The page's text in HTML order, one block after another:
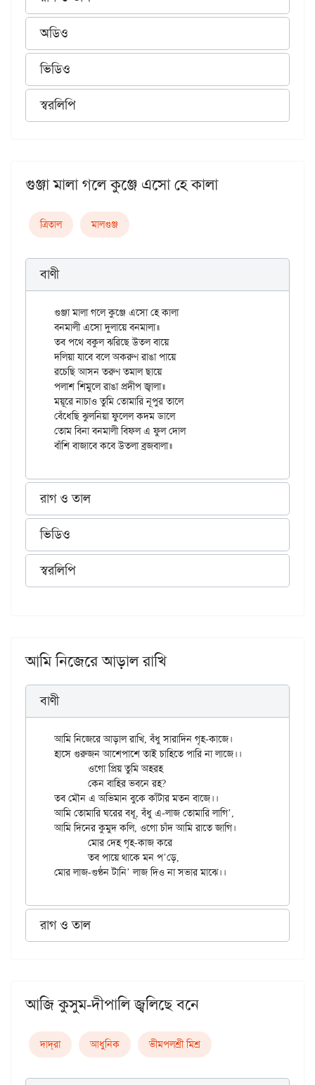
অডিও
ভিডিও
স্বরলিপি
গুঞ্জা মালা গলে কুঞ্জে এসো হে কালা
ত্রিতাল মালগুঞ্জ
বাণী
গুঞ্জা মালা গলে কুঞ্জে এসো হে কালা
বনমালী এসো দুলায়ে বনমালা॥
তব পথে বকুল ঝরিছে উতল বায়ে
দলিয়া যাবে বলে অকরুণ রাঙা পায়ে
রচেছি আসন তরুণ তমাল ছায়ে
পলাশ শিমুলে রাঙা প্রদীপ জ্বালা॥
ময়ূরে নাচাও তুমি তোমারি নূপুর তালে
বেঁধেছি ঝুলনিয়া ফুলেল কদম ডালে
তোম বিনা বনমালী বিফল এ ফুল দোল
রাগ ও তাল
ভিডিও
স্বরলিপি
আমি নিজেরে আড়াল রাখি
বাণী
আমি নিজেরে আড়াল রাখি, বঁধু সারাদিন গৃহ-কাজে।
হাসে গুরুজন আশেপাশে তাই চাহিতে পারি না লাজে।।
তব মৌন এ অভিমান বুকে কাঁটার মতন বাজে।।
আমি তোমারি ঘরের বধূ, বঁধু এ-লাজ তোমারি লাগি’,
আমি দিনের কুমুদ কলি, ওগো চাঁদ আমি রাতে জাগি।
	তব পায়ে থাকে মন প’ড়ে,
রাগ ও তাল
আজি কুসুম-দীপালি জ্বলিছে বনে
দাদ্‌রা আধুনিক ভীমপলশ্রী মিশ্র